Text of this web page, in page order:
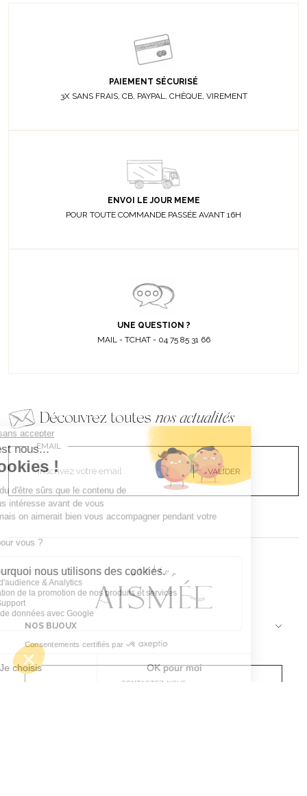
PAIEMENT SÉCURISÉ
3X SANS FRAIS, CB, PAYPAL, CHÈQUE, VIREMENT
ENVOI LE JOUR MEME
POUR TOUTE COMMANDE PASSÉE AVANT 16H
UNE QUESTION ?
MAIL - TCHAT - 04 75 85 31 66
Découvrez toutes nos actualités
EMAIL
VALIDER
NOS BIJOUX
CONTACTEZ-NOUS